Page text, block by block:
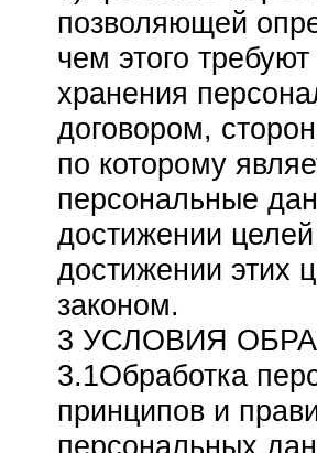
позволяющей
чем этого
хранения
договором,
по которому
персональные
достижении
достижении этих
законом.
3 УСЛОВИЯ
3.1Обработка
принципов и
персональных